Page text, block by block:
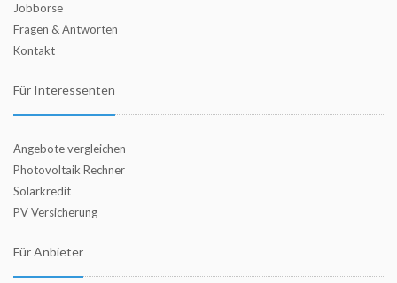
Jobbörse
Fragen & Antworten
Kontakt
Für Interessenten
Angebote vergleichen
Photovoltaik Rechner
Solarkredit
PV Versicherung
Für Anbieter